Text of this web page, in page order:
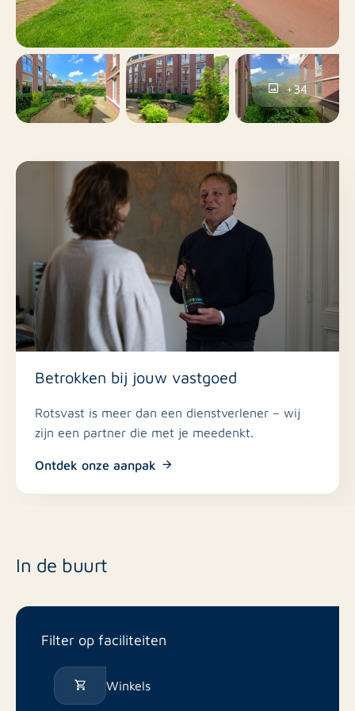
Bent u op zoek naar een instapklare woning met lage
energiekosten en een hoogwaardige afwerking? Maak
dan snel een afspraak voor een bezichtiging en ervaar
zelf het wooncomfort dat dit appartement te bieden
heeft.
- Eigen grond;
- Bouwjaar 2020;
- Energielabel A+++;
- 45m2 woonoppervlak;
- 1 slaapkamers;
- Vloerverwarming en warm water door middel van
een warmtepomp welke gehuurd wordt van InWarmte.
De maandelijkse bijdrage is € 70,08;
- Maandelijkse VVE bijdrage van € 100,-;
- Uitstekende bereikbaarheid en voorzieningen in de
Faciliteiten
tv kabel, lift, frans
balkon
Isolatie Volledig geisoleerd
Verwarming Vloerverwarming geheel
Eigendom Volle eigendom
Parkeerfaciliteiten
Betaald parkeren,
parkeervergunningen
Garagetypes Geen garage
+34
Betrokken bij jouw vastgoed
Rotsvast is meer dan een dienstverlener – wij
zijn een partner die met je meedenkt.
Ontdek onze aanpak
In de buurt
Filter op faciliteiten
Winkels